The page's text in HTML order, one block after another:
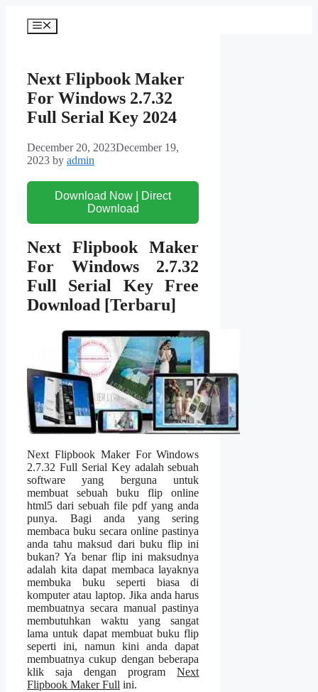
content
Menu
Next Flipbook Maker
For Windows 2.7.32
Full Serial Key 2024
December 20, 2023December 19,
2023 by admin
Download Now | Direct
Download
Next Flipbook Maker
For Windows 2.7.32
Full Serial Key Free
Download [Terbaru]
Next Flipbook Maker For Windows
2.7.32 Full Serial Key adalah sebuah
software yang berguna untuk
membuat sebuah buku flip online
html5 dari sebuah file pdf yang anda
punya. Bagi anda yang sering
membaca buku secara online pastinya
anda tahu maksud dari buku flip ini
bukan? Ya benar flip ini maksudnya
adalah kita dapat membaca layaknya
membuka buku seperti biasa di
komputer atau laptop. Jika anda harus
membuatnya secara manual pastinya
membutuhkan waktu yang sangat
lama untuk dapat membuat buku flip
seperti ini, namun kini anda dapat
membuatnya cukup dengan beberapa
klik saja dengan programNext
Flipbook Maker Full ini.